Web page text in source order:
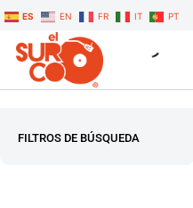
ES EN FR IT PT
FILTROS DE BÚSQUEDA